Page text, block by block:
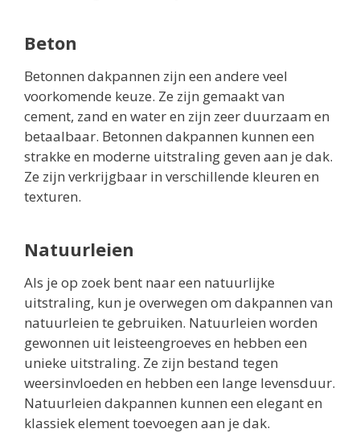
Beton
Betonnen dakpannen zijn een andere veel
voorkomende keuze. Ze zijn gemaakt van
cement, zand en water en zijn zeer duurzaam en
betaalbaar. Betonnen dakpannen kunnen een
strakke en moderne uitstraling geven aan je dak.
Ze zijn verkrijgbaar in verschillende kleuren en
texturen.
Natuurleien
Als je op zoek bent naar een natuurlijke
uitstraling, kun je overwegen om dakpannen van
natuurleien te gebruiken. Natuurleien worden
gewonnen uit leisteengroeves en hebben een
unieke uitstraling. Ze zijn bestand tegen
weersinvloeden en hebben een lange levensduur.
Natuurleien dakpannen kunnen een elegant en
klassiek element toevoegen aan je dak.